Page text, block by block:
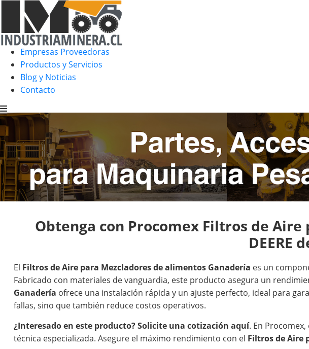
Empresas Proveedoras
Productos y Servicios
Blog y Noticias
Contacto
Obtenga con Procomex Filtros de
DEERE
El Filtros de Aire para Mezcladores de alimentos Ganadería es un
Fabricado con materiales de vanguardia, este producto asegura un
Ganadería ofrece una instalación rápida y un ajuste perfecto, ideal para
fallas, sino que también reduce costos operativos.
¿Interesado en este producto?Solicite una cotización aquí. En
técnica especializada. Asegure el máximo rendimiento con el Filtros de Aire